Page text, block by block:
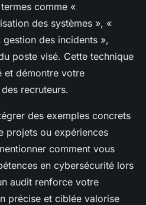
comme «
des systèmes », «
des incidents »,
poste visé. Cette technique
et démontre votre
recruteurs.
des exemples concrets
projets ou expériences
comment vous
en cybersécurité lors
audit renforce votre
précise et ciblée valorise